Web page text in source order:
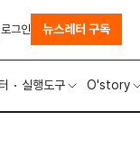
실행도구 O'story
로그인 뉴스레터 구독